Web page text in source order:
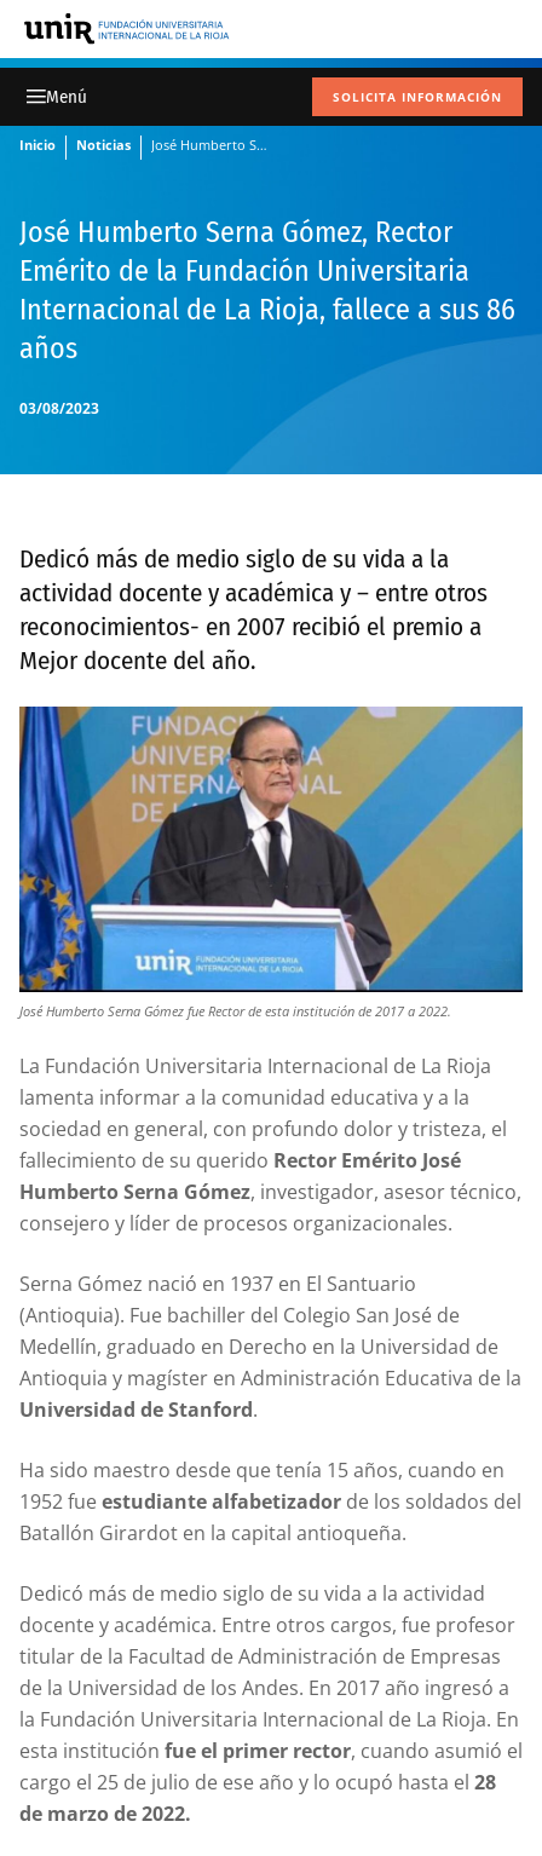
SOLICITA INFORMACIÓN
Inicio Noticias José Humberto Serna Gómez, Rector Emérito de la Fundación Universitaria Internacional de La Rioja, fallece a sus 86 años
03/08/2023
José Humberto Serna Gómez, Rector
Emérito de la Fundación Universitaria
Internacional de La Rioja, fallece a sus 86
años
Dedicó más de medio siglo de su vida a la
actividad docente y académica y – entre otros
reconocimientos- en 2007 recibió el premio a
Mejor docente del año.
José Humberto Serna Gómez fue Rector de esta institución de 2017 a 2022.
La Fundación Universitaria Internacional de La Rioja
lamenta informar a la comunidad educativa y a la
sociedad en general, con profundo dolor y tristeza, el
fallecimiento de su querido Rector Emérito José
Humberto Serna Gómez, investigador, asesor técnico,
consejero y líder de procesos organizacionales.
Serna Gómez nació en 1937 en El Santuario
(Antioquia). Fue bachiller del Colegio San José de
Medellín, graduado en Derecho en la Universidad de
Antioquia y magíster en Administración Educativa de la
Universidad de Stanford.
Ha sido maestro desde que tenía 15 años, cuando en
1952 fueestudiante alfabetizador de los soldados del
Batallón Girardot en la capital antioqueña.
Dedicó más de medio siglo de su vida a la actividad
docente y académica. Entre otros cargos, fue profesor
titular de la Facultad de Administración de Empresas
de la Universidad de los Andes. En 2017 año ingresó a
la Fundación Universitaria Internacional de La Rioja. En
esta institución fue el primer rector, cuando asumió el
cargo el 25 de julio de ese año y lo ocupó hasta el 28
de marzo de 2022.